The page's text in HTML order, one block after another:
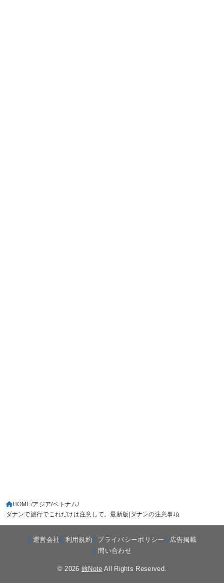
HOME アジア ベトナム
ダナンで旅行でこれだけは注意して。最新版|ダナンの注意事項
運営会社 利用規約 プライバシーポリシー
広告掲載
問い合わせ
© 2026 旅Note All Rights Reserved.